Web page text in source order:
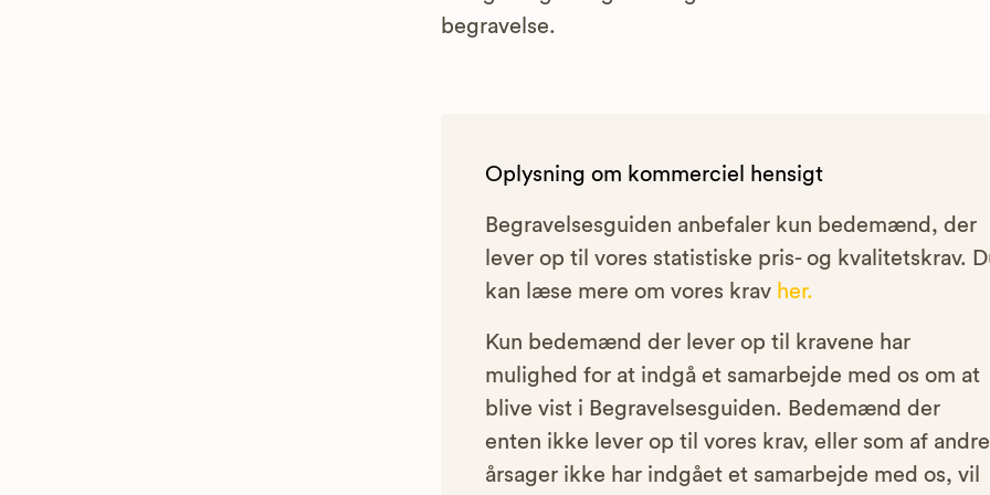
begravelse.
Oplysning om kommerciel hensigt
Begravelsesguiden anbefaler kun bedemænd, der
lever op til vores statistiske pris- og kvalitetskrav.
kan læse mere om vores krav her.
Kun bedemænd der lever op til kravene har
mulighed for at indgå et samarbejde med os om at
blive vist i Begravelsesguiden. Bedemænd der
enten ikke lever op til vores krav, eller som af andre
årsager ikke har indgået et samarbejde med os, vil